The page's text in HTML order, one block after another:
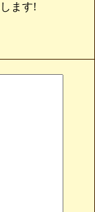
ます!